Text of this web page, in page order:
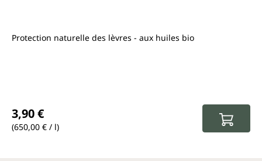
Protection naturelle des lèvres - aux huiles bio
3,90 €
(650,00 € / l)